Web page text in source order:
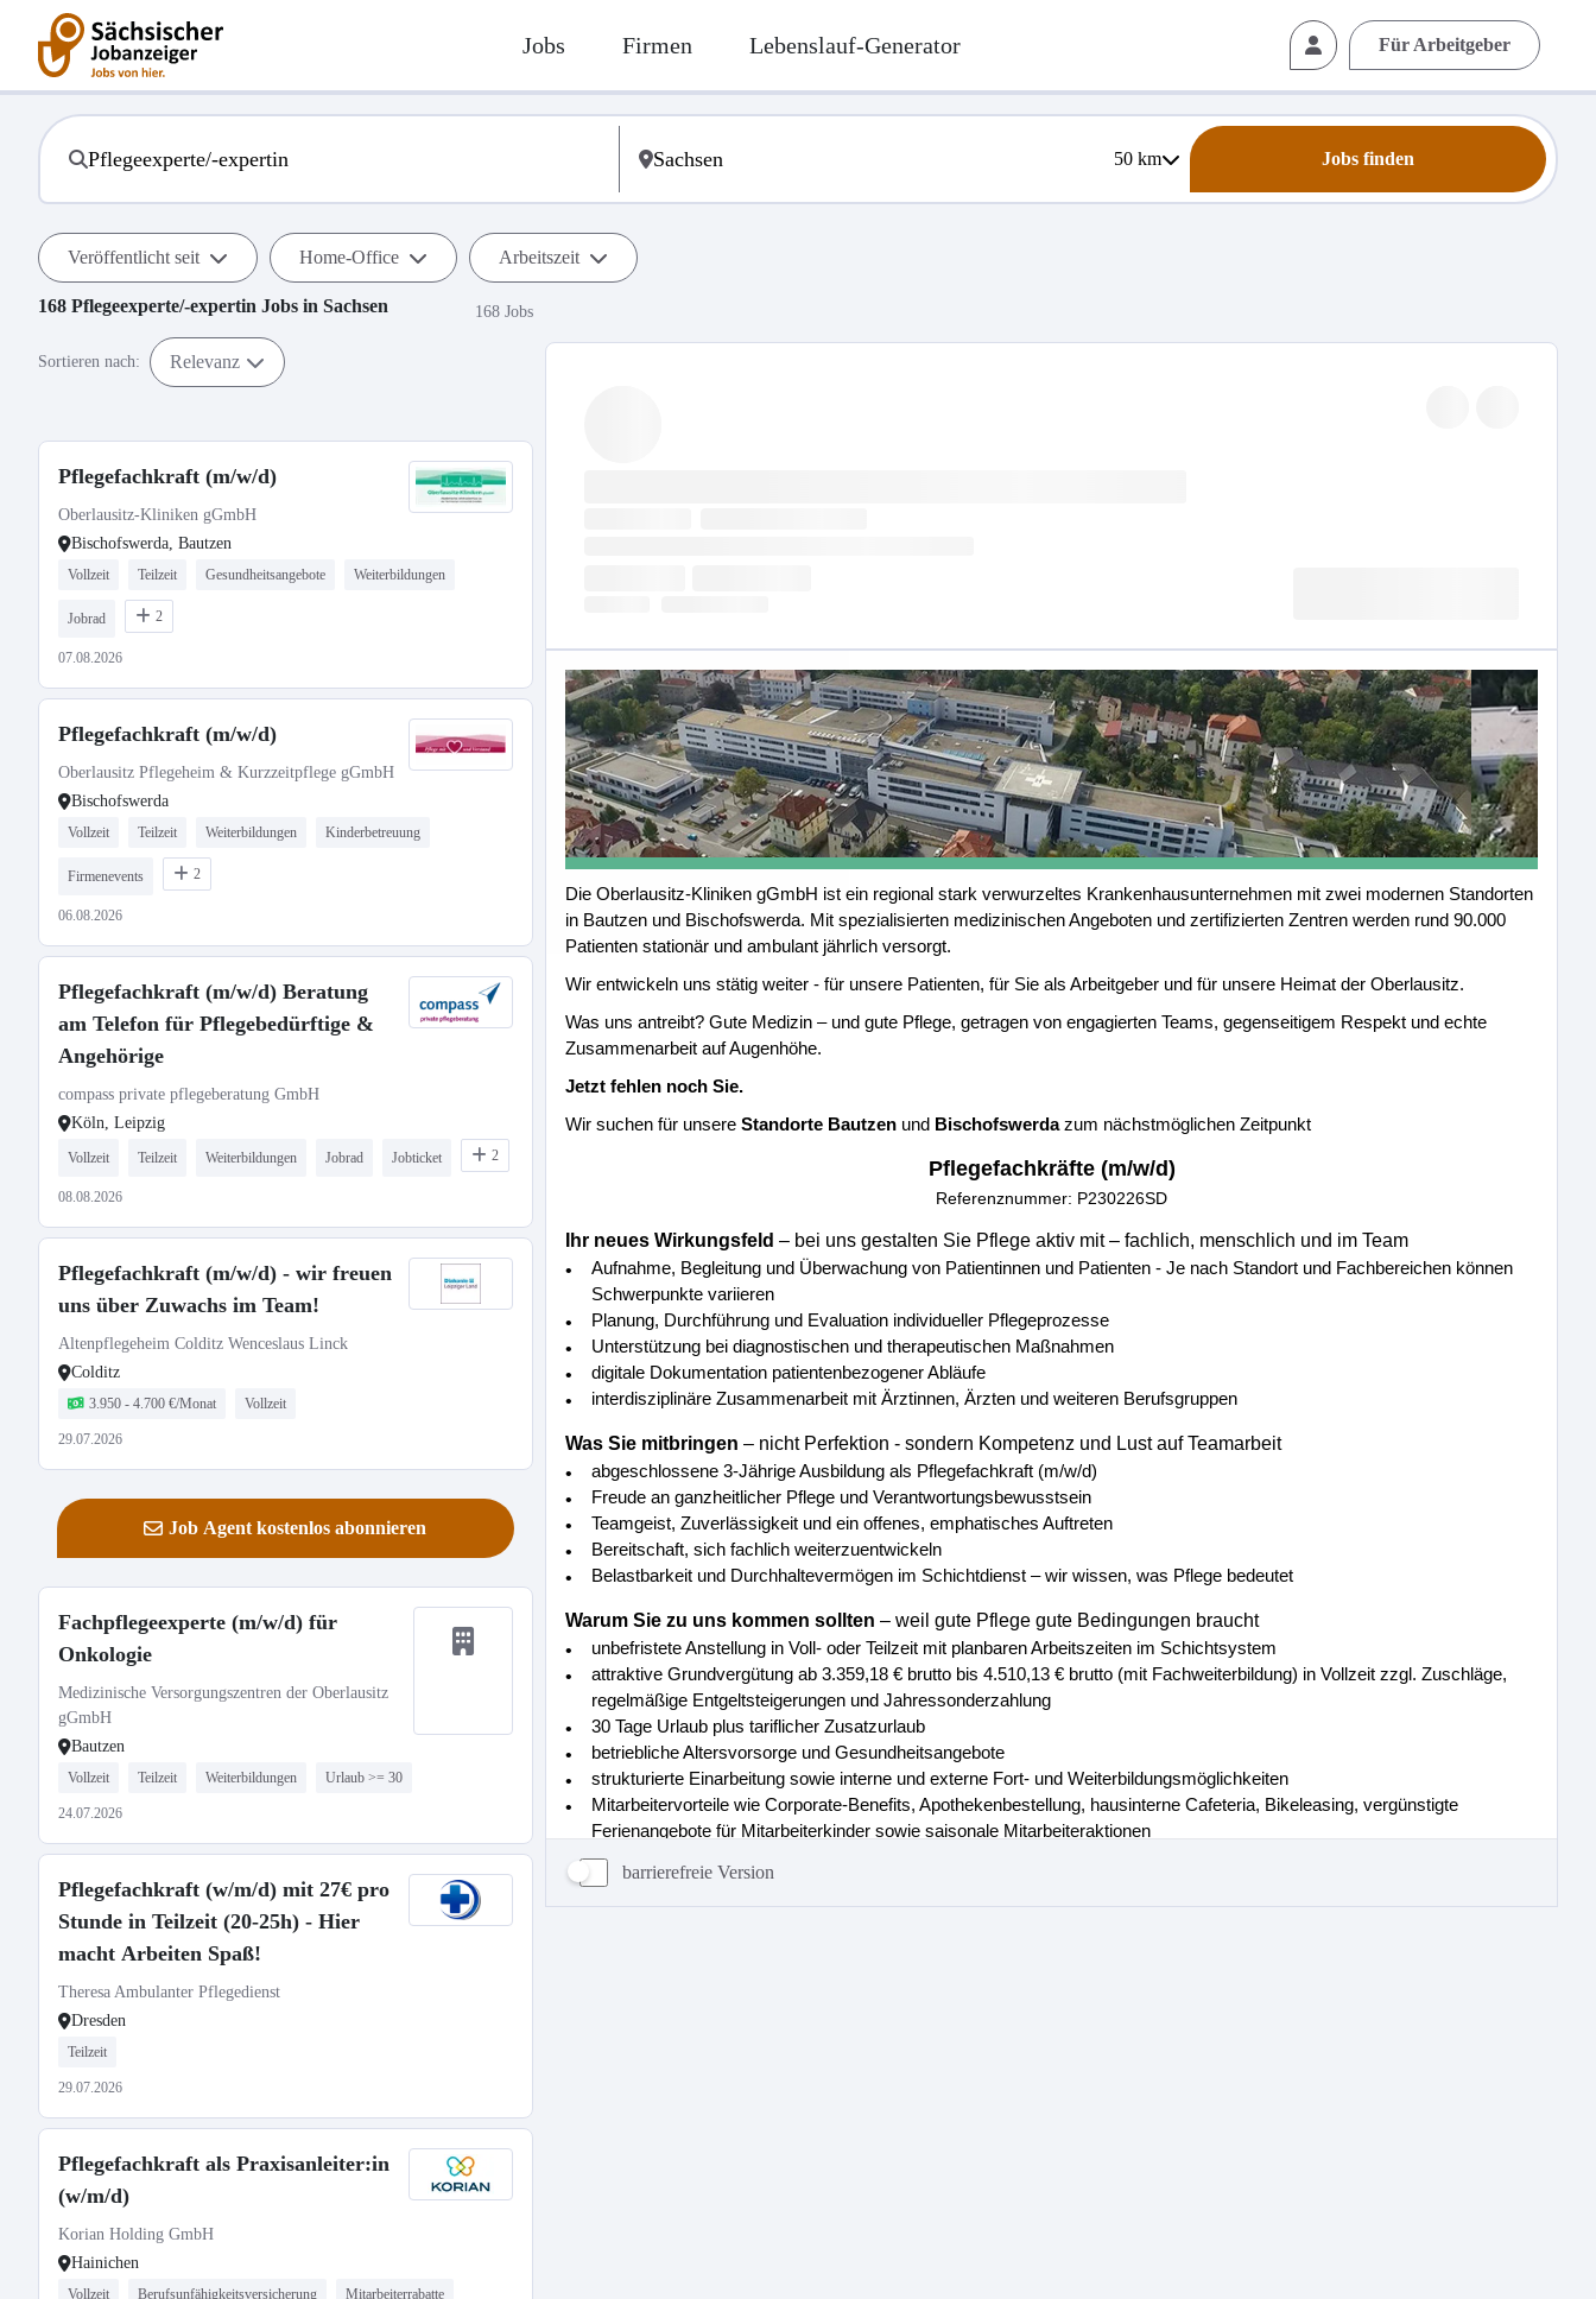
Jobs Firmen Lebenslauf-Generator Für Arbeitgeber
50km Jobs finden
Veröffentlicht seit Home-Office Arbeitszeit
168 Pflegeexperte/-expertin Jobs in Sachsen 168 Jobs
Sortieren nach: Relevanz
Pflegefachkraft (m/w/d)
Oberlausitz-Kliniken gGmbH
Bischofswerda, Bautzen
Vollzeit Teilzeit Gesundheitsangebote Weiterbildungen
Jobrad 2
07.08.2026
Pflegefachkraft (m/w/d)
Oberlausitz Pflegeheim & Kurzzeitpflege gGmbH
Bischofswerda
Vollzeit Teilzeit Weiterbildungen Kinderbetreuung
Firmenevents 2
06.08.2026
Pflegefachkraft (m/w/d) Beratung
am Telefon für Pflegebedürftige &
Angehörige
compass private pflegeberatung GmbH
Köln, Leipzig
Vollzeit Teilzeit Weiterbildungen Jobrad Jobticket 2
08.08.2026
Pflegefachkraft (m/w/d) - wir freuen
uns über Zuwachs im Team!
Altenpflegeheim Colditz Wenceslaus Linck
Colditz
3.950 - 4.700 €/Monat Vollzeit
29.07.2026
Job Agent kostenlos abonnieren
Fachpflegeexperte (m/w/d) für
Onkologie
Medizinische Versorgungszentren der Oberlausitz
gGmbH
Bautzen
Vollzeit Teilzeit Weiterbildungen Urlaub >= 30
24.07.2026
Pflegefachkraft (w/m/d) mit 27€ pro
Stunde in Teilzeit (20-25h) - Hier
macht Arbeiten Spaß!
Theresa Ambulanter Pflegedienst
Dresden
Teilzeit
29.07.2026
Pflegefachkraft als Praxisanleiter:in
(w/m/d)
Korian Holding GmbH
Hainichen
Vollzeit Berufsunfähigkeitsversicherung Mitarbeiterrabatte
barrierefreie Version